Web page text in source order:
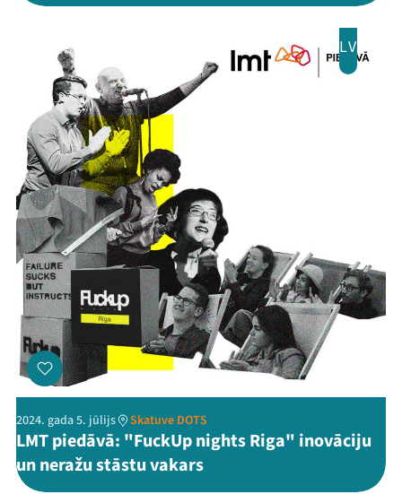
LV
2024. gada 5. jūlijs Skatuve DOTS
LMT piedāvā: "FuckUp nights Riga" inovāciju
un neražu stāstu vakars